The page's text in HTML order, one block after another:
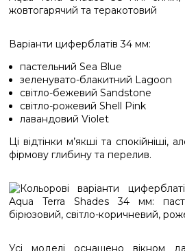
Варіанти циферблатів 34 мм:
пастельний Sea Blue
зеленувато-блакитний Lagoon
світло-бежевий Sandstone
світло-рожевий Shell Pink
лавандовий Violet
Ці відтінки м’якші та спокійніші,
фірмову глибину та перелив.
Усі моделі оснащено вікном